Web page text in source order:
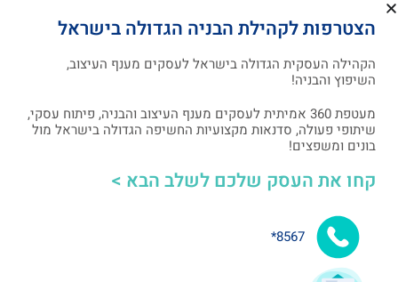
כיצד לבנות תוכנית שיווק לעסקים מענף
העיצוב והבניה
תוכנית שיווק הנה תוכנית כתובה, המהווה מפת דרכים
אלעד גרגיר - מייסד ומנכ"ל arcdb 05/07/2023
הצטרפות לקהילת הבניה הגדולה בישראל
הקהילה העסקית הגדולה בישראל לעסקים מענף העיצוב,
השיפוץ והבניה!
מעטפת 360 אמיתית לעסקים מענף העיצוב והבניה, פיתוח עסקי,
שיתופי פעולה, סדנאות מקצועיות החשיפה הגדולה בישראל מול
בונים ומשפצים!
קחו את העסק שלכם לשלב הבא >
8567*